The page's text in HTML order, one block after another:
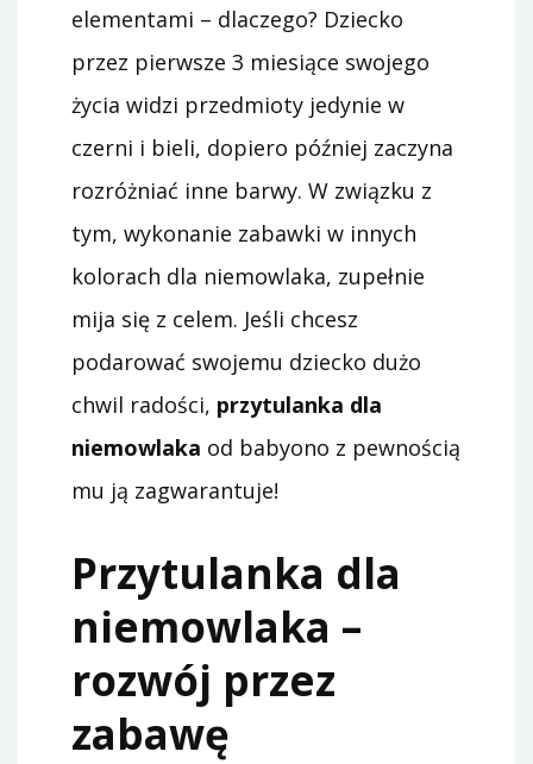
elementami – dlaczego? Dziecko
przez pierwsze 3 miesiące swojego
życia widzi przedmioty jedynie w
czerni i bieli, dopiero później zaczyna
rozróżniać inne barwy. W związku z
tym, wykonanie zabawki w innych
kolorach dla niemowlaka, zupełnie
mija się z celem. Jeśli chcesz
podarować swojemu dziecko dużo
chwil radości, przytulanka dla
niemowlaka od babyono z pewnością
mu ją zagwarantuje!
Przytulanka dla
niemowlaka –
rozwój przez
zabawę